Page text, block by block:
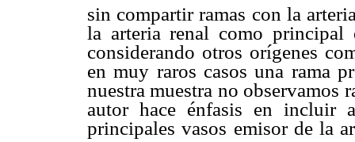
sin compartir ramas con la
la arteria renal como principal
considerando otros orígenes
en muy raros casos una rama
nuestra muestra no observamos
autor hace énfasis en incluir
principales vasos emisor de la